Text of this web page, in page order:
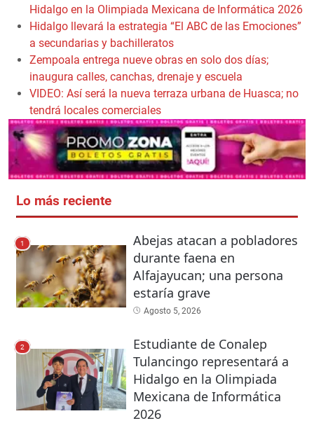
Hidalgo en la Olimpiada Mexicana de Informática 2026
Hidalgo llevará la estrategia “El ABC de las Emociones”
a secundarias y bachilleratos
Zempoala entrega nueve obras en solo dos días;
inaugura calles, canchas, drenaje y escuela
VIDEO: Así será la nueva terraza urbana de Huasca; no
tendrá locales comerciales
Lo más reciente
1
Abejas atacan a pobladores
durante faena en
Alfajayucan; una persona
estaría grave
Agosto 5, 2026
2
Estudiante de Conalep
Tulancingo representará a
Hidalgo en la Olimpiada
Mexicana de Informática
2026